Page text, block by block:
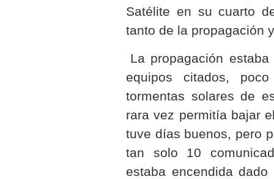
Satélite en su cuarto
tanto de la propagación
La propagación
equipos citados,
tormentas solares de
rara vez permitía bajar
tuve días buenos, pero
tan solo 10
estaba encendida